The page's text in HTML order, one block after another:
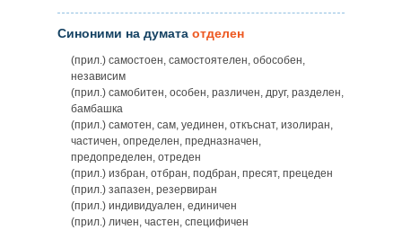
Синоними на думата отделен
(прил.) самостоен, самостоятелен, обособен,
независим
(прил.) самобитен, особен, различен, друг, разделен,
бамбашка
(прил.) самотен, сам, уединен, откъснат, изолиран,
частичен, определен, предназначен,
предопределен, отреден
(прил.) избран, отбран, подбран, пресят, прецеден
(прил.) запазен, резервиран
(прил.) индивидуален, единичен
(прил.) личен, частен, специфичен